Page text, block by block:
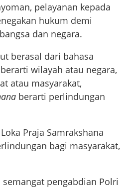
pelayanan kepada
hukum demi
dan negara.
berasal dari bahasa
berarti wilayah atau negara,
atau masyarakat,
berarti perlindungan
Praja Samrakshana
bagi masyarakat,
pengabdian Polri